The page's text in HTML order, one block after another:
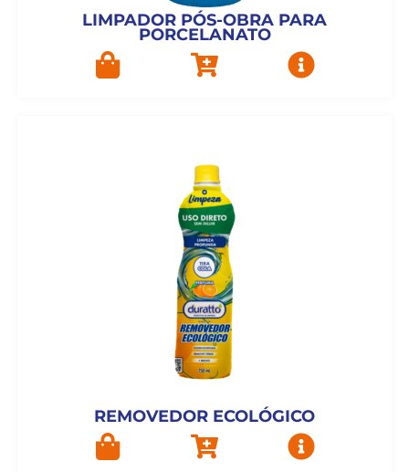
LIMPADOR PÓS-OBRA PARA
PORCELANATO
REMOVEDOR ECOLÓGICO